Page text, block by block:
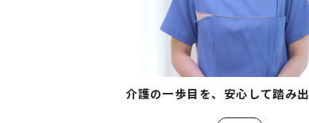
介護の一歩目を、安心して踏み